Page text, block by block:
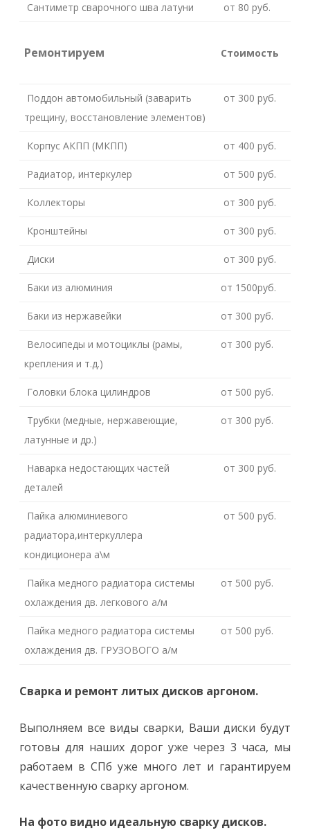
Сантиметр сварочного шва латуни от 80 руб.
Ремонтируем Стоимость
Поддон автомобильный (заварить
трещину, восстановление элементов)
от 300 руб.
Корпус АКПП (МКПП) от 400 руб.
Радиатор, интеркулер от 500 руб.
Коллекторы от 300 руб.
Кронштейны от 300 руб.
Диски от 300 руб.
Баки из алюминия от 1500руб.
Баки из нержавейки от 300 руб.
Велосипеды и мотоциклы (рамы,
крепления и т.д.)
от 300 руб.
Головки блока цилиндров от 500 руб.
Трубки (медные, нержавеющие,
латунные и др.)
от 300 руб.
Наварка недостающих частей
деталей
от 300 руб.
Пайка алюминиевого
радиатора,интеркуллера
кондиционера а\м
от 500 руб.
Пайка медного радиатора системы
охлаждения дв. легкового а/м
от 500 руб.
Пайка медного радиатора системы
охлаждения дв. ГРУЗОВОГО а/м
от 500 руб.
Сварка и ремонт литых дисков аргоном.
Выполняем все виды сварки, Ваши диски будут
готовы для наших дорог уже через 3 часа, мы
работаем в СПб уже много лет и гарантируем
качественную сварку аргоном.
На фото видно идеальную сварку дисков.